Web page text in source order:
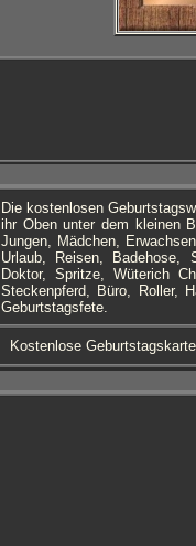
Die kostenlosen
ihr Oben unter dem kleinen
Jungen, Mädchen,
Urlaub, Reisen, Badehose,
Doktor, Spritze, Wüterich
Steckenpferd, Büro, Roller,
Geburtstagsfete.
Kostenlose